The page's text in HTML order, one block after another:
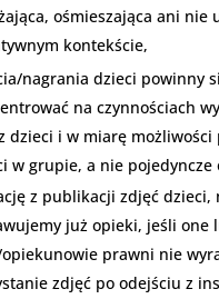
ośmieszająca ani nie
kontekście,
nagrania dzieci powinny
na czynnościach
dzieci i w miarę możliwości
w grupie, a nie pojedyncze
z publikacji zdjęć dzieci,
już opieki, jeśli one
prawni nie
zdjęć po odejściu z